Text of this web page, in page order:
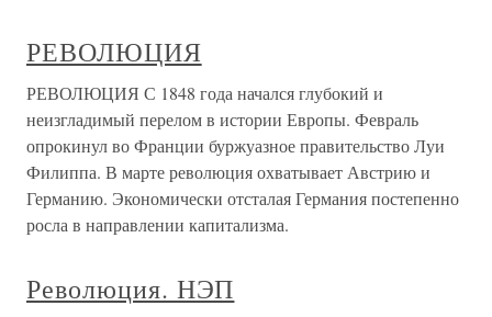
РЕВОЛЮЦИЯ
РЕВОЛЮЦИЯ С 1848 года начался глубокий и
неизгладимый перелом в истории Европы. Февраль
опрокинул во Франции буржуазное правительство Луи
Филиппа. В марте революция охватывает Австрию и
Германию. Экономически отсталая Германия постепенно
росла в направлении капитализма.
Революция. НЭП